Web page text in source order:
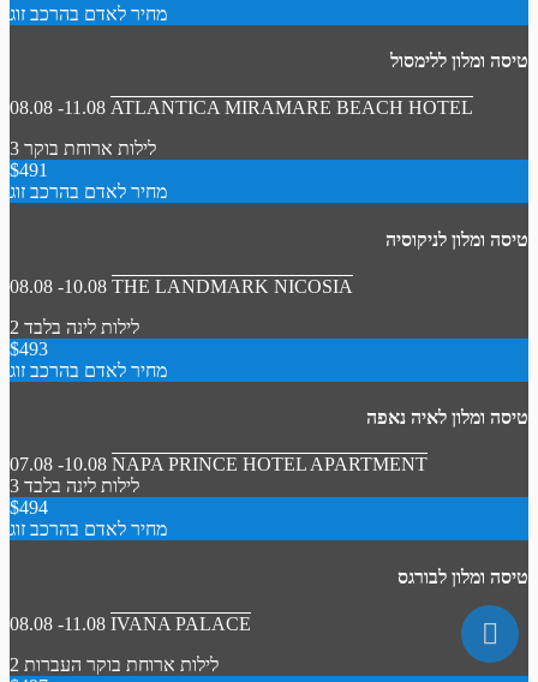
מחיר לאדם בהרכב זוג
טיסה ומלון ללימסול
08.08 -11.08 ATLANTICA MIRAMARE BEACH HOTEL
3 לילות ארוחת בוקר
$491
מחיר לאדם בהרכב זוג
טיסה ומלון לניקוסיה
08.08 -10.08 THE LANDMARK NICOSIA
2 לילות לינה בלבד
$493
מחיר לאדם בהרכב זוג
טיסה ומלון לאיה נאפה
07.08 -10.08 NAPA PRINCE HOTEL APARTMENT
3 לילות לינה בלבד
$494
מחיר לאדם בהרכב זוג
טיסה ומלון לבורגס
08.08 -11.08 IVANA PALACE
2 לילות ארוחת בוקר העברות